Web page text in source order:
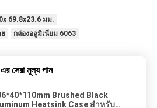
69.8x23.6 มม.
กล่องอลูมิเนียม 6063
এর সেরা মূল্য পান
Brushed Black
Heatsink Case สําหรับ